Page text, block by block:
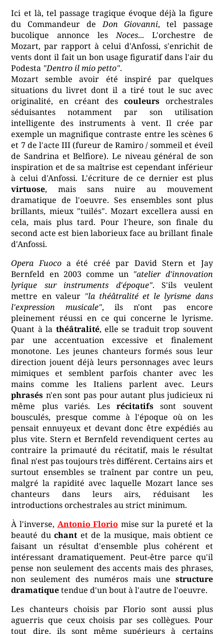
Ici et là, tel passage tragique évoque déjà la figure
du Commandeur deDon Giovanni, tel passage
bucolique annonce lesNoces... L'orchestre de
Mozart, par rapport à celui d'Anfossi, s'enrichit de
vents dont il fait un bon usage figuratif dans l'air du
Podesta "Dentro il mio petto".
Mozart semble avoir été inspiré par quelques
situations du livret dont il a tiré tout le suc avec
originalité, en créant des couleursorchestrales
séduisantes notamment par son utilisation
intelligente des instruments à vent. Il crée par
exemple un magnifique contraste entre les scènes 6
et 7 de l'acte III (fureur de Ramiro / sommeil et éveil
de Sandrina et Belfiore). Le niveau général de son
inspiration et de sa maîtrise est cependant inférieur
à celui d'Anfossi. L'écriture de ce dernier est plus
virtuose, mais sans nuire au mouvement
dramatique de l'oeuvre. Ses ensembles sont plus
brillants, mieux "tuilés". Mozart excellera aussi en
cela, mais plus tard. Pour l'heure, son finale du
second acte est bien laborieux face au brillant finale
d'Anfossi.
Opera Fuocoa été créé par David Stern et Jay
Bernfeld en 2003 comme un "atelier d'innovation
lyrique sur instruments d'époque". S'ils veulent
mettre en valeur "la théâtralité et le lyrisme dans
l'expression musicale", ils n'ont pas encore
pleinement réussi en ce qui concerne le lyrisme.
Quant à la théâtralité, elle se traduit trop souvent
par une accentuation excessive et finalement
monotone. Les jeunes chanteurs formés sous leur
direction jouent déjà leurs personnages avec leurs
mimiques et semblent parfois chanter avec les
mains comme les Italiens parlent avec. Leurs
phrasés n'en sont pas pour autant plus judicieux ni
même plus variés. Les récitatifssont souvent
bousculés, presque comme à l'époque où on les
pensait ennuyeux et devant donc être expédiés au
plus vite. Stern et Bernfeld revendiquent certes au
contraire la primauté du récitatif, mais le résultat
final n'est pas toujours très différent. Certains airs et
surtout ensembles se traînent par contre un peu,
malgré la rapidité avec laquelle Mozart lance ses
chanteurs dans leurs airs, réduisant les
introductions orchestrales au strict minimum.
À l'inverse, Antonio Florio mise sur la pureté et la
beauté duchantet de la musique, mais obtient ce
faisant un résultat d'ensemble plus cohérent et
intéressant dramatiquement. Peut-être parce qu'il
pense non seulement des accents mais des phrases,
non seulement des numéros mais une structure
dramatiquetendue d'un bout à l'autre de l'oeuvre.
Les chanteurs choisis par Florio sont aussi plus
aguerris que ceux choisis par ses collègues. Pour
tout dire, ils sont même supérieurs à certains